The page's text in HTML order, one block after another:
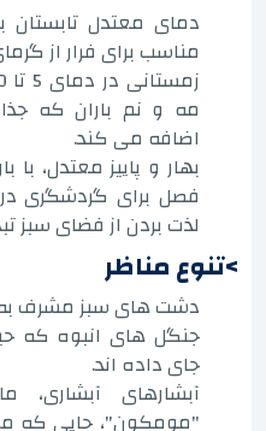
مناسب برای فرار از
مه و نم باران که
اضافه می کند.
بهار و پاییز معتدل، با
فصل برای گردشگری
لذت بردن از فضای سبز
>تنوع مناظر
دشت های سبز مشرف به
جنگل های انبوه که
جای داده اند.
آبشارهای آبشاری،
"مومکون"، جایی که می